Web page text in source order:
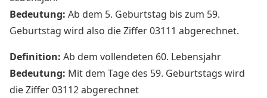
Bedeutung: Ab dem 5. Geburtstag bis zum 59.
Geburtstag wird also die Ziffer 03111 abgerechnet.
Definition: Ab dem vollendeten 60. Lebensjahr
Bedeutung: Mit dem Tage des 59. Geburtstags wird
die Ziffer 03112 abgerechnet